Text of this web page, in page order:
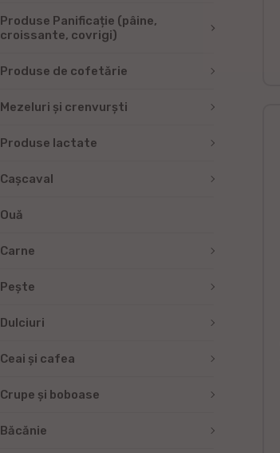
Produse Panificație (pâine,
croissante, covrigi)
Produse de cofetărie
Mezeluri și crenvurști
Produse lactate
Cașcaval
Ouă
Carne
Peşte
Dulciuri
Ceai și cafea
Crupe și boboase
Băcănie